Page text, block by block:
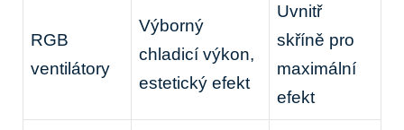
RGB
ventilátory
Výborný
chladicí výkon,
estetický efekt
Uvnitř
skříně pro
maximální
efekt